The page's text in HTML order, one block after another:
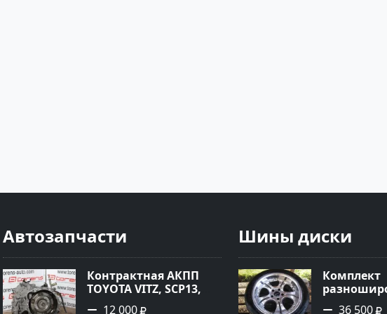
Автозапчасти
Контрактная АКПП
TOYOTA VITZ, SCP13,
2SZ-FE, K410-11A Ростов
12 000
Шины диски
Комплект
R-18
36 500